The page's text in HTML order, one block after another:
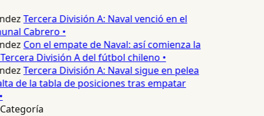
Tercera División A: Naval venció en el
Cabrero •
Con el empate de Naval: así comienza la
División A del fútbol chileno •
Tercera División A: Naval sigue en pelea
de la tabla de posiciones tras empatar
Categoría